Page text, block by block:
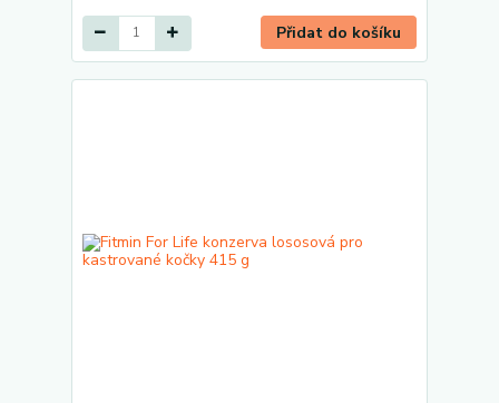
Přidat do košíku